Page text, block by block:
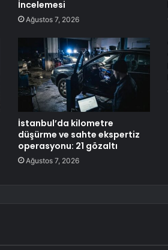
İncelemesi
Ağustos 7, 2026
İstanbul’da kilometre
düşürme ve sahte ekspertiz
operasyonu: 21 gözaltı
Ağustos 7, 2026